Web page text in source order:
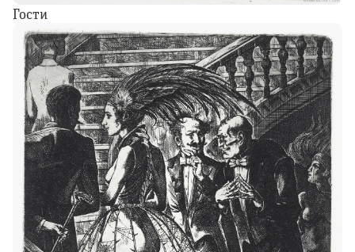
Гости